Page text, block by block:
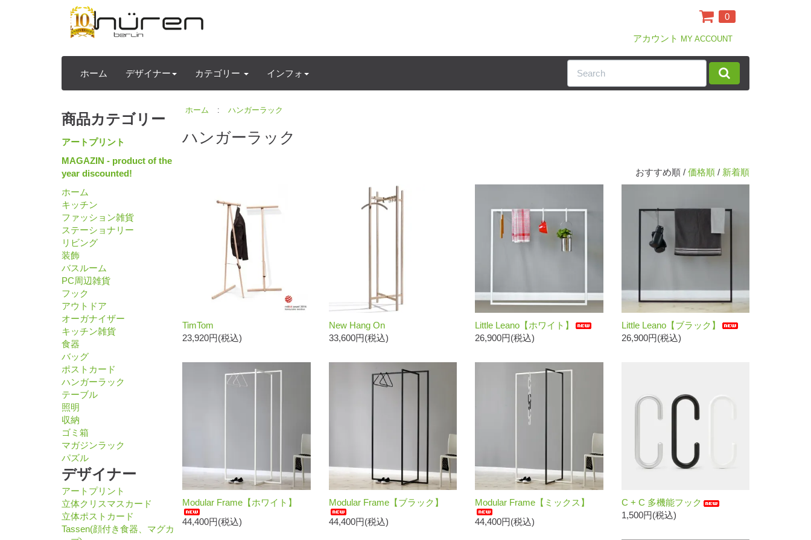
0
アカウント MY ACCOUNT
ホーム デザイナー カテゴリー インフォ
商品カテゴリー
アートプリント
MAGAZIN - product of the
year discounted!
ホーム
キッチン
ファッション雑貨
ステーショナリー
リビング
装飾
バスルーム
PC周辺雑貨
フック
アウトドア
オーガナイザー
キッチン雑貨
食器
バッグ
ポストカード
ハンガーラック
テーブル
照明
収納
ゴミ箱
マガジンラック
パズル
デザイナー
アートプリント
立体クリスマスカード
立体ポストカード
Tassen(顔付き食器、マグカ
ホーム : ハンガーラック
ハンガーラック
おすすめ順 / 価格順 / 新着順
TimTom
23,920円(税込)
New Hang On
33,600円(税込)
Little Leano【ホワイト】
26,900円(税込)
Little Leano【ブラック】
26,900円(税込)
Modular Frame【ホワイト】
44,400円(税込)
Modular Frame【ブラック】
44,400円(税込)
Modular Frame【ミックス】
44,400円(税込)
C + C 多機能フック
1,500円(税込)